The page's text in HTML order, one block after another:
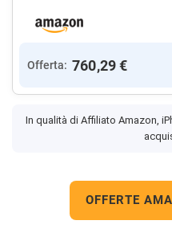
Offerta: 760,29 €
In qualità di Affiliato Amazon,
OFFERTE